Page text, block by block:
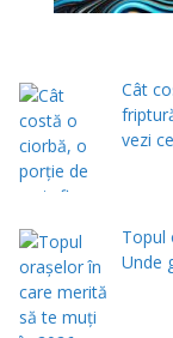
Cât
vezi
Topul
Unde